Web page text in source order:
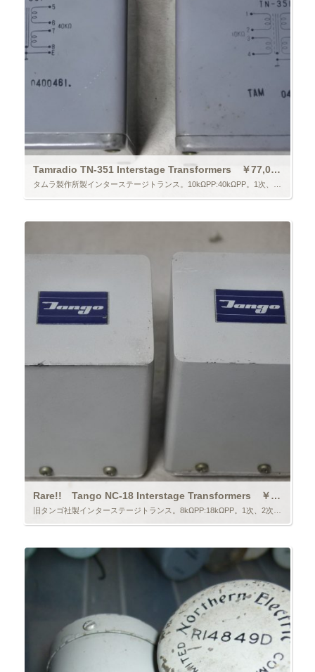
Tamradio TN-351 Interstage Transformers ￥77,000/Pair
Rare!! Tango NC-18 Interstage Transformers ￥132,000/Pair